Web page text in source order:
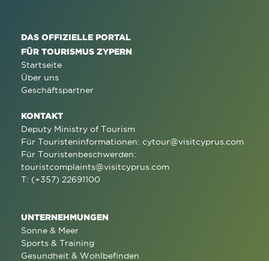
DAS OFFIZIELLE PORTAL
FÜR TOURISMUS ZYPERN
Startseite
Über uns
Geschäftspartner
KONTAKT
Deputy Ministry of Tourism
Für Touristeninformationen: cytour@visitcyprus.com
Für Touristenbeschwerden:
touristcomplaints@visitcyprus.com
T: (+357) 22691100
UNTERNEHMUNGEN
Sonne & Meer
Sports & Training
Gesundheit & Wohlbefinden